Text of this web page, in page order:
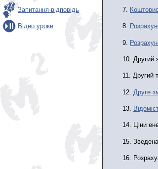
Запитання-відповідь
Відео уроки
7.
8.
9.
10. Другий
11. Другий
12. Друге
13.
14. Ціни
15.
16.